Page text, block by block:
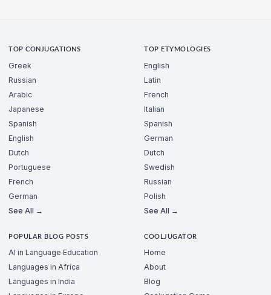
TOP CONJUGATIONS
Greek
Russian
Arabic
Japanese
Spanish
English
Dutch
Portuguese
French
German
See All →
TOP ETYMOLOGIES
English
Latin
French
Italian
Spanish
German
Dutch
Swedish
Russian
Polish
See All →
POPULAR BLOG POSTS
AI in Language Education
Languages in Africa
Languages in India
COOLJUGATOR
Home
About
Blog